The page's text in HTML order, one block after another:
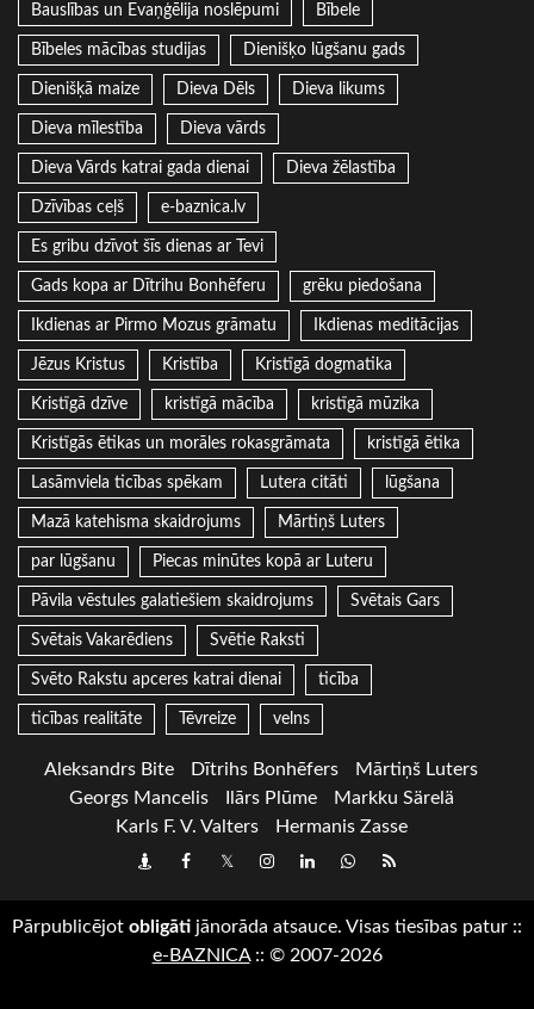
Bauslības un Evaņģēlija noslēpumi Bībele
Bībeles mācības studijas Dienišķo lūgšanu gads
Dienišķā maize Dieva Dēls Dieva likums
Dieva mīlestība Dieva vārds
Dieva Vārds katrai gada dienai Dieva žēlastība
Dzīvības ceļš e-baznica.lv
Es gribu dzīvot šīs dienas ar Tevi
Gads kopa ar Dītrihu Bonhēferu grēku piedošana
Ikdienas ar Pirmo Mozus grāmatu Ikdienas meditācijas
Jēzus Kristus Kristība Kristīgā dogmatika
Kristīgā dzīve kristīgā mācība kristīgā mūzika
Kristīgās ētikas un morāles rokasgrāmata kristīgā ētika
Lasāmviela ticības spēkam Lutera citāti lūgšana
Mazā katehisma skaidrojums Mārtiņš Luters
par lūgšanu Piecas minūtes kopā ar Luteru
Pāvila vēstules galatiešiem skaidrojums Svētais Gars
Svētais Vakarēdiens Svētie Raksti
Svēto Rakstu apceres katrai dienai ticība
ticības realitāte Tēvreize velns
Aleksandrs Bite Dītrihs Bonhēfers
Mārtiņš Luters
Georgs Mancelis
Ilārs Plūme
Markku Särelä
Karls F. V. Valters
Hermanis Zasse
DraugiemFacebook
TwitterInstagram
LinkedInwhatsapp
RSS
Pārpublicējot obligāti jānorāda atsauce. Visas tiesības patur ::
e-BAZNICA:: © 2007-2026